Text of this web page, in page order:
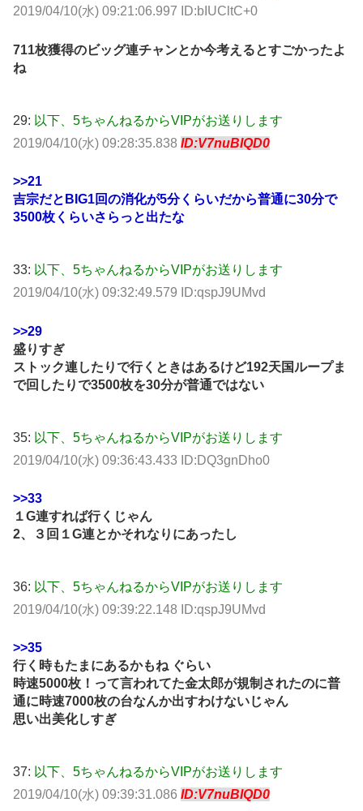
2019/04/10(水) 09:21:06.997 ID:bIUCltC+0
711枚獲得のビッグ連チャンとか今考えるとすごかったよ
ね
29: 以下、5ちゃんねるからVIPがお送りします
2019/04/10(水) 09:28:35.838 ID:V7nuBIQD0
>>21
吉宗だとBIG1回の消化が5分くらいだから普通に30分で
3500枚くらいさらっと出たな
33: 以下、5ちゃんねるからVIPがお送りします
2019/04/10(水) 09:32:49.579 ID:qspJ9UMvd
>>29
盛りすぎ
ストック連したりで行くときはあるけど192天国ループま
で回したりで3500枚を30分が普通ではない
35: 以下、5ちゃんねるからVIPがお送りします
2019/04/10(水) 09:36:43.433 ID:DQ3gnDho0
>>33
１G連すれば行くじゃん
2、３回１G連とかそれなりにあったし
36: 以下、5ちゃんねるからVIPがお送りします
2019/04/10(水) 09:39:22.148 ID:qspJ9UMvd
>>35
行く時もたまにあるかもね ぐらい
時速5000枚！って言われてた金太郎が規制されたのに普
通に時速7000枚の台なんか出すわけないじゃん
思い出美化しすぎ
37: 以下、5ちゃんねるからVIPがお送りします
2019/04/10(水) 09:39:31.086 ID:V7nuBIQD0